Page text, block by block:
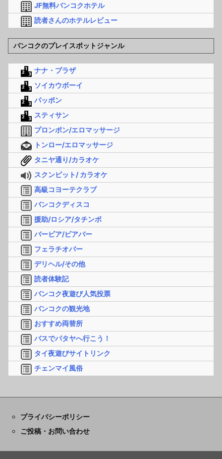
JF無料バンコクホテル
読者さんのホテルレビュー
バンコクのプレイスポットジャンル
ナナ・プラザ
ソイカウボーイ
パッポン
スティサン
プロンポン/エロマッサージ
トンロー/エロマッサージ
タニヤ通り/カラオケ
スクンビット/ カラオケ
高級コヨーテクラブ
バンコクディスコ
援助/ロシア/タチンボ
バービア/ビアバー
フェラチオバー
デリヘル/その他
読者体験記
バンコク夜遊び人気投票
バンコクの観光地
おすすめ両替所
バスでパタヤへ行こう！
タイ夜遊びサイトリンク
チェンマイ風俗
プライバシーポリシー
ご投稿・お問い合わせ